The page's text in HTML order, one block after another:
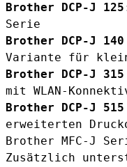
Brother DCP-J 125
Serie
Brother DCP-J 140
Variante für
Brother DCP-J 315
mit WLAN-
Brother DCP-J 515
erweiterten
Brother MFC-J
Zusätzlich